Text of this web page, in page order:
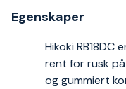
Egenskaper
Hikoki
rent for rusk
og gummiert